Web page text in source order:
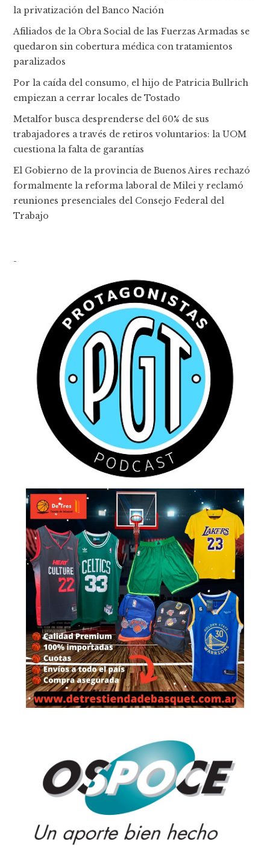
la privatización del Banco Nación
Afiliados de la Obra Social de las Fuerzas Armadas se
quedaron sin cobertura médica con tratamientos
paralizados
Por la caída del consumo, el hijo de Patricia Bullrich
empiezan a cerrar locales de Tostado
Metalfor busca desprenderse del 60% de sus
trabajadores a través de retiros voluntarios: la UOM
cuestiona la falta de garantías
El Gobierno de la provincia de Buenos Aires rechazó
formalmente la reforma laboral de Milei y reclamó
reuniones presenciales del Consejo Federal del
Trabajo
-